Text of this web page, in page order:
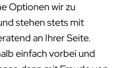
Optionen wir zu
stehen stets mit
an Ihrer Seite.
einfach vorbei und